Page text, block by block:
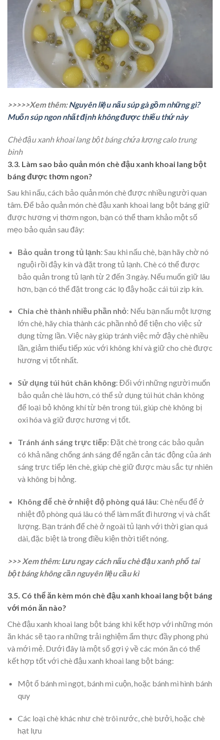
>>>>>Xem thêm:Nguyên liệu nấu súp gà gồm những gì?
Muốn súp ngon nhất định không được thiếu thứ này
Chè đậu xanh khoai lang bột báng chứa lượng calo trung
bình
3.3. Làm sao bảo quản món chè đậu xanh khoai lang bột
báng được thơm ngon?
Sau khi nấu, cách bảo quản món chè được nhiều người quan
tâm. Để bảo quản món chè đậu xanh khoai lang bột báng giữ
được hương vị thơm ngon, bạn có thể tham khảo một số
mẹo bảo quản sau đây:
Bảo quản trong tủ lạnh: Sau khi nấu chè, bạn hãy chờ nó
nguội rồi đậy kín và đặt trong tủ lạnh. Chè có thể được
bảo quản trong tủ lạnh từ 2 đến 3 ngày. Nếu muốn giữ lâu
hơn, bạn có thể đặt trong các lọ đậy hoặc cái túi zip kín.
Chia chè thành nhiều phần nhỏ: Nếu bạn nấu một lượng
lớn chè, hãy chia thành các phần nhỏ để tiện cho việc sử
dụng từng lần. Việc này giúp tránh việc mở đậy chè nhiều
lần, giảm thiểu tiếp xúc với không khí và giữ cho chè được
hương vị tốt nhất.
Sử dụng túi hút chân không: Đối với những người muốn
bảo quản chè lâu hơn, có thể sử dụng túi hút chân không
để loại bỏ không khí từ bên trong túi, giúp chè không bị
oxi hóa và giữ được hương vị tốt.
Tránh ánh sáng trực tiếp: Đặt chè trong các bảo quản
có khả năng chống ánh sáng để ngăn cản tác động của ánh
sáng trực tiếp lên chè, giúp chè giữ được màu sắc tự nhiên
và không bị hỏng.
Không để chè ở nhiệt độ phòng quá lâu: Chè nếu để ở
nhiệt độ phòng quá lâu có thể làm mất đi hương vị và chất
lượng. Bạn tránh để chè ở ngoài tủ lạnh với thời gian quá
dài, đặc biệt là trong điều kiện thời tiết nóng.
>>> Xem thêm:Lưu ngay cách nấu chè đậu xanh phổ tai
bột báng không cần nguyên liệu cầu kì
3.5. Có thể ăn kèm món chè đậu xanh khoai lang bột báng
với món ăn nào?
Chè đậu xanh khoai lang bột báng khi kết hợp với những món
ăn khác sẽ tạo ra những trải nghiệm ẩm thực đầy phong phú
và mới mẻ. Dưới đây là một số gợi ý về các món ăn có thể
kết hợp tốt với chè đậu xanh khoai lang bột báng:
Một ổ bánh mì ngọt, bánh mì cuộn, hoặc bánh mì hình bánh
quy
Các loại chè khác như chè trôi nước, chè bưởi, hoặc chè
hạt lựu